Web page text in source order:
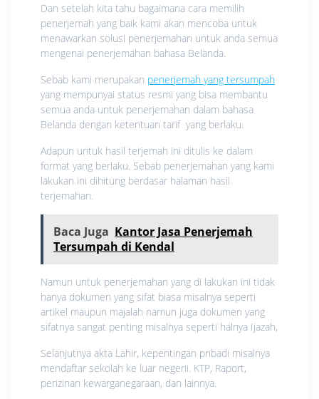
Dan setelah kita tahu bagaimana cara memilih
penerjemah yang baik kami akan mencoba untuk
menawarkan solusi penerjemahan untuk anda semua
mengenai penerjemahan bahasa Belanda.
Sebab kami merupakan penerjemah yang tersumpah
yang mempunyai status resmi yang bisa membantu
semua anda untuk penerjemahan dalam bahasa
Belanda dengan ketentuan tarif yang berlaku.
Adapun untuk hasil terjemah ini ditulis ke dalam
format yang berlaku. Sebab penerjemahan yang kami
lakukan ini dihitung berdasar halaman hasil
terjemahan.
Baca Juga Kantor Jasa Penerjemah
Tersumpah di Kendal
Namun untuk penerjemahan yang di lakukan ini tidak
hanya dokumen yang sifat biasa misalnya seperti
artikel maupun majalah namun juga dokumen yang
sifatnya sangat penting misalnya seperti halnya Ijazah,
Selanjutnya akta Lahir, kepentingan pribadi misalnya
mendaftar sekolah ke luar negerii. KTP, Raport,
perizinan kewarganegaraan, dan lainnya.